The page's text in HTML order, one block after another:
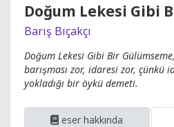
Doğum Lekesi Gibi
Barış Bıçakçı
Doğum Lekesi Gibi Bir Gülümseme,
barışması zor, idaresi zor, çünkü
yokladığı bir öykü demeti.
eser hakkında